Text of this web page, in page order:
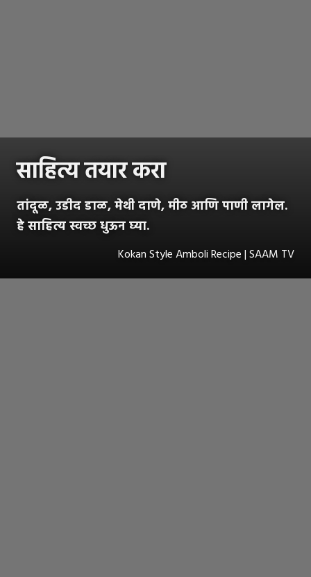
साहित्य तयार करा
तांदूळ, उडीद डाळ, मेथी दाणे, मीठ आणि पाणी लागेल.
हे साहित्य स्वच्छ धुऊन घ्या.
Kokan Style Amboli Recipe | SAAM TV